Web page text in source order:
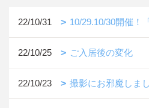
22/10/31 10/29.10/30開催！
22/10/25 ご入居後の変化
22/10/23 撮影にお邪魔しま